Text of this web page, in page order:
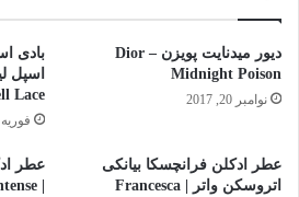
دیور میدنایت پویزن – Dior
Midnight Poison
نوامبر 20, 2017
بادی
Lace
فوریه 3, 2022
عطر ادکلن فرانچسکا بیانکی
اتروسکن واتر | Francesca
عطر